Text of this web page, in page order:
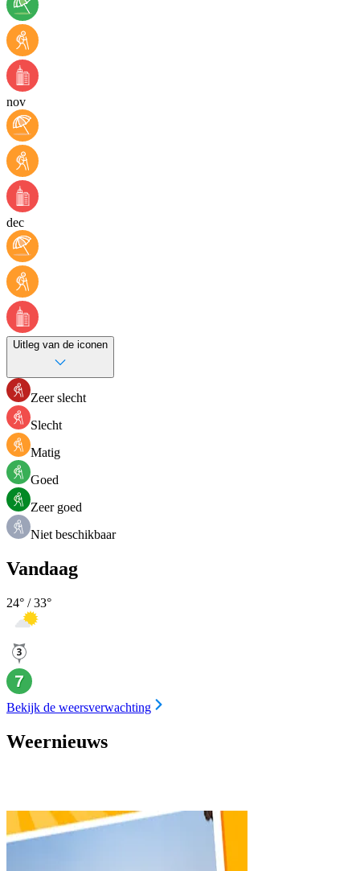
nov
dec
Uitleg van de iconen
Zeer slecht
Slecht
Matig
Goed
Zeer goed
Niet beschikbaar
Vandaag
24° /33°
Bekijk de weersverwachting
Weernieuws